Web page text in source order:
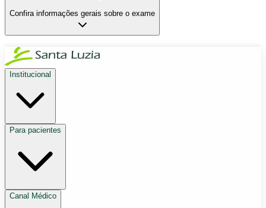
Confira informações gerais sobre o exame
Institucional
Para pacientes
Canal Médico